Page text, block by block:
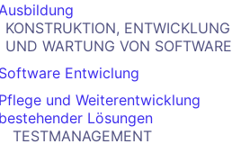
KONSTRUKTION, ENTWICKLUNG
UND WARTUNG VON SOFTWARE
Software Entwiclung
Pflege und Weiterentwicklung
bestehender Lösungen
TESTMANAGEMENT